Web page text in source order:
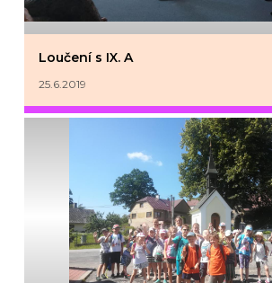
Loučení s IX. A
25.6.2019